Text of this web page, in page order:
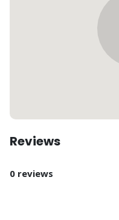
Reviews
0 reviews